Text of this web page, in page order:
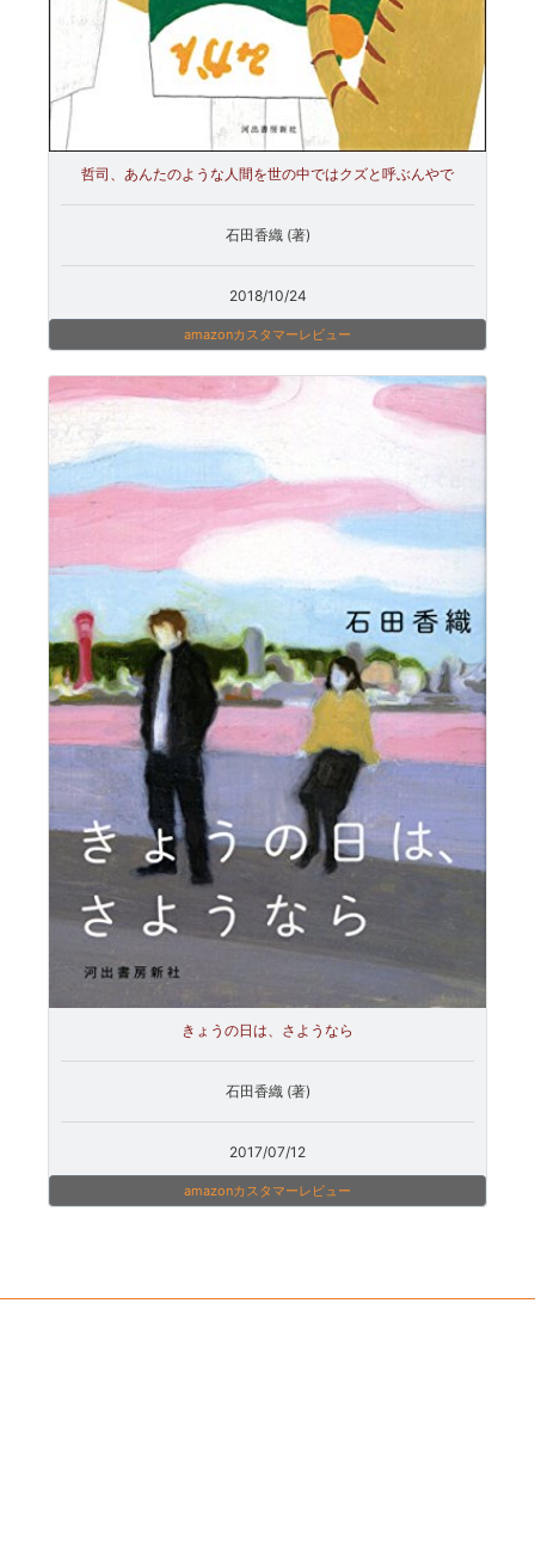
哲司、あんたのような人間を世の中ではクズと呼ぶんやで
石田香織 (著)
2018/10/24
amazonカスタマーレビュー
きょうの日は、さようなら
石田香織 (著)
2017/07/12
amazonカスタマーレビュー